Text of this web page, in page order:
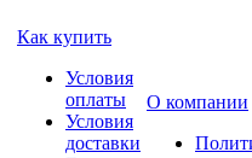
Как купить
Условия
оплаты
Условия
доставки
О компании